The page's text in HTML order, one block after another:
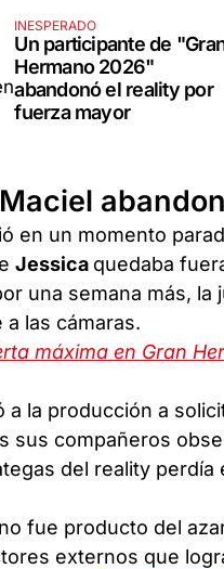
INESPERADO
Un participante de
Hermano 2026"
abandonó el reality por
fuerza mayor
en un momento
Jessica quedaba
una semana más,
las cámaras.
máxima en Gran
a la producción a
sus compañeros
del reality
fue producto del
externos que